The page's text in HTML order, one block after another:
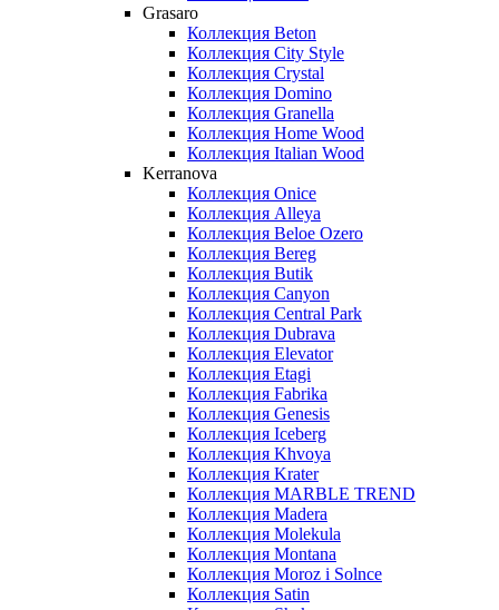
Grasaro
Коллекция Beton
Коллекция City Style
Коллекция Crystal
Коллекция Domino
Коллекция Granella
Коллекция Home Wood
Коллекция Italian Wood
Kerranova
Коллекция Onice
Коллекция Alleya
Коллекция Beloe Ozero
Коллекция Bereg
Коллекция Butik
Коллекция Canyon
Коллекция Central Park
Коллекция Dubrava
Коллекция Elevator
Коллекция Etagi
Коллекция Fabrika
Коллекция Genesis
Коллекция Iceberg
Коллекция Khvoya
Коллекция Krater
Коллекция MARBLE TREND
Коллекция Madera
Коллекция Molekula
Коллекция Montana
Коллекция Moroz i Solnce
Коллекция Satin